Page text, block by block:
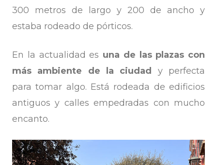
300 metros de largo y 200 de ancho y
estaba rodeado de pórticos.
En la actualidad es una de las plazas con
más ambiente de la ciudad
y perfecta
para tomar algo. Está rodeada de edificios
antiguos y calles empedradas con mucho
encanto.